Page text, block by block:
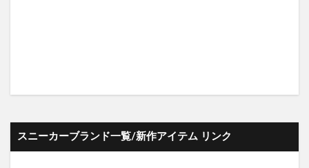
スニーカーブランド一覧/新作アイテム リンク